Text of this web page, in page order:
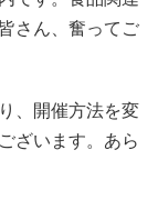
さん、奮ってご
、開催方法を変
ざいます。あら